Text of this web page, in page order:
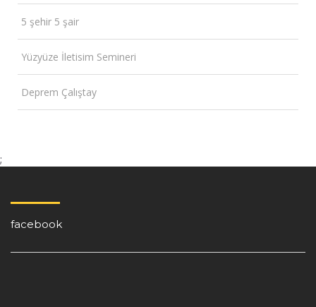
5 şehir 5 şair
Yüzyüze İletisim Semineri
Deprem Çalıştay
;
facebook